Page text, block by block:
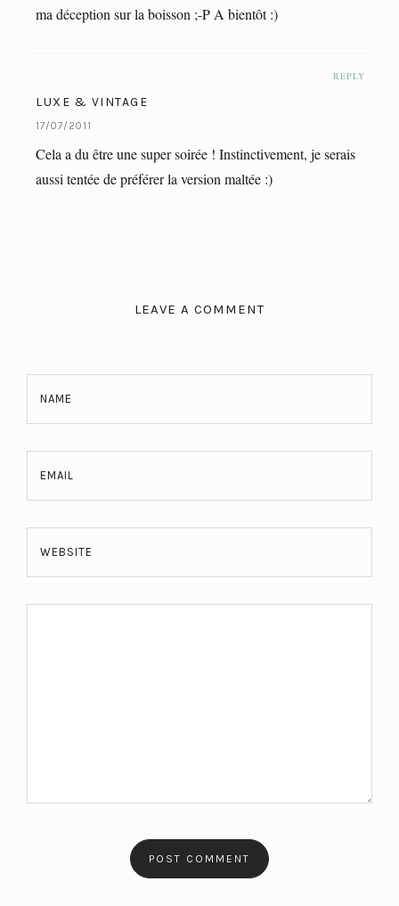
ma déception sur la boisson ;-P A bientôt :)
REPLY
LUXE & VINTAGE
17/07/2011
Cela a du être une super soirée ! Instinctivement, je serais
aussi tentée de préférer la version maltée :)
LEAVE A COMMENT
NAME
EMAIL
WEBSITE